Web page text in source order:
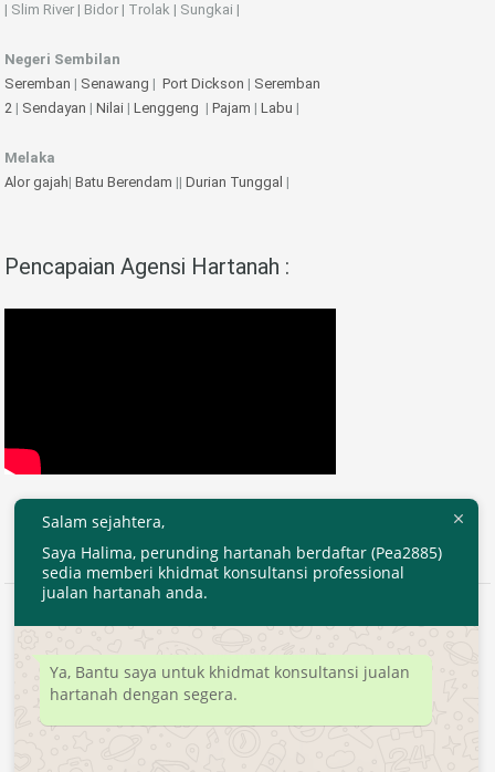
| Slim River | Bidor | Trolak | Sungkai |
Negeri Sembilan
Seremban | Senawang | Port Dickson | Seremban
2 | Sendayan | Nilai | Lenggeng | Pajam | Labu |
Melaka
Alor gajah| Batu Berendam || Durian Tunggal |
Pencapaian Agensi Hartanah :
2020 © EjenHartanahKL.com. All Right Reserved.
Developed byMyTranspro
Salam sejahtera,
Saya Halima, perunding hartanah berdaftar (Pea2885)
sedia memberi khidmat konsultansi professional
jualan hartanah anda.
Ya, Bantu saya untuk khidmat konsultansi jualan
hartanah dengan segera.